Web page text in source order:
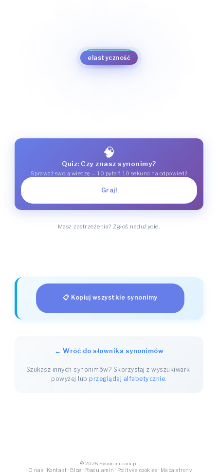
elastyczność
gibkość
giętkość
rozciąganie
rozpiętość
uniwersalność
wymienialność
ciągliwość
miękkość
plastyczność
rozciągliwość
sprężystość
bezkonfliktowość
🧠
Quiz: Czy znasz synonimy?
Sprawdź swoją wiedzę — 10 pytań, 10 sekund na odpowiedź
Graj!
Masz zastrzeżenia? Zgłoś nadużycie.
📋 Kopiuj wszystkie synonimy
← Wróć do słownika synonimów
Szukasz innych synonimów? Skorzystaj z wyszukiwarki
powyżej lubprzeglądaj alfabetycznie.
© 2026 Synonim.com.pl
· O nas · Kontakt · Blog · Regulamin · Polityka cookies · Mapa strony